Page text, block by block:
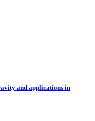
and applications in